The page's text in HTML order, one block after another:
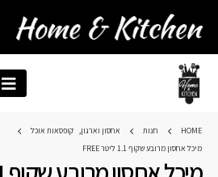
HOME חנות אחסון וארגון, קופסאות אוכל
מיכל אחסון מרובע שקוף 1.1 ליטר FREE